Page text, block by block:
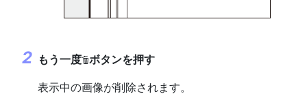
もう一度Oボタンを押す
表示中の画像が削除されます。